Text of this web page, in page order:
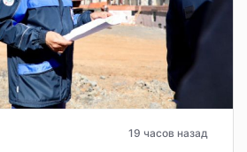
19 часов назад